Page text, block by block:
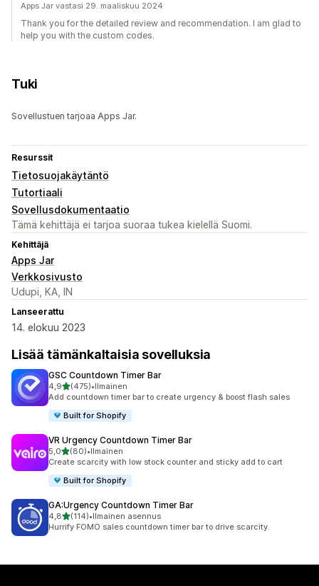
Apps Jar vastasi 29. maaliskuu 2024
Thank you for the detailed review and recommendation. I am glad to
help you with the custom codes.
Tuki
Sovellustuen tarjoaa Apps Jar.
Resurssit
Tietosuojakäytäntö
Tutortiaali
Sovellusdokumentaatio
Tämä kehittäjä ei tarjoa suoraa tukea kielellä Suomi.
Kehittäjä
Apps Jar
Verkkosivusto
Udupi, KA, IN
Lanseerattu
14. elokuu 2023
Lisää tämänkaltaisia sovelluksia
GSC Countdown Timer Bar
4,9/ 5 tähteä
(475)
475 arvostelua yhteensä
•Ilmainen
Add countdown timer bar to create urgency & boost flash sales
Built for Shopify
VR Urgency Countdown Timer Bar
5,0/ 5 tähteä
(80)
80 arvostelua yhteensä
•Ilmainen
Create scarcity with low stock counter and sticky add to cart
Built for Shopify
GA:Urgency Countdown Timer Bar
4,8/ 5 tähteä
(114)
114 arvostelua yhteensä
•Ilmainen asennus
Hurrify FOMO sales countdown timer bar to drive scarcity.